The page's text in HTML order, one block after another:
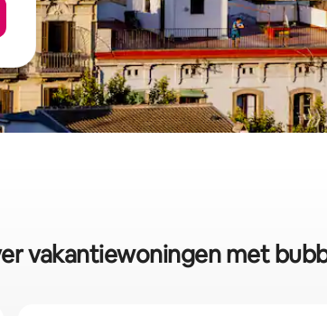
vakantiewoningen met